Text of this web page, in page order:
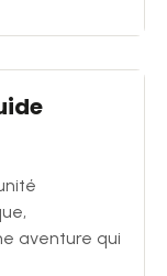
aventure qui